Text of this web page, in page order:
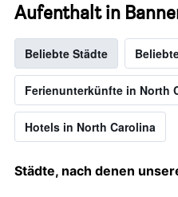
Aufenthalt in
Beliebte Städte
Ferienunterkünfte in North
Hotels in North Carolina
Städte, nach denen